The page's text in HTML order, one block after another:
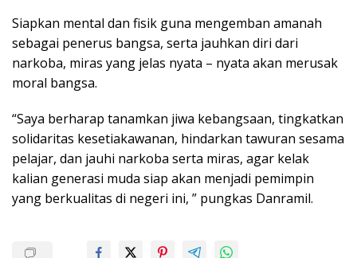
Siapkan mental dan fisik guna mengemban amanah
sebagai penerus bangsa, serta jauhkan diri dari
narkoba, miras yang jelas nyata – nyata akan merusak
moral bangsa.
“Saya berharap tanamkan jiwa kebangsaan, tingkatkan
solidaritas kesetiakawanan, hindarkan tawuran sesama
pelajar, dan jauhi narkoba serta miras, agar kelak
kalian generasi muda siap akan menjadi pemimpin
yang berkualitas di negeri ini, ” pungkas Danramil.